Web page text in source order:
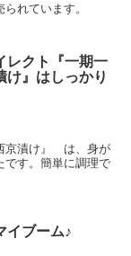
れています。
レクト『一期一
』はしっかり
京漬け』 は、身が
です。簡単に調理で
イブーム♪